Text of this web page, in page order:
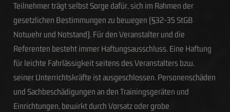
Teilnehmer trägt selbst Sorge dafür, sich im Rahmen der
gesetzlichen Bestimmungen zu bewegen (§32-35 StGB
Notwehr und Notstand). Für den Veranstalter und die
Referenten besteht immer Haftungsausschluss. Eine Haftung
für leichte Fahrlässigkeit seitens des Veranstalters bzw.
seiner Unterrichtskräfte ist ausgeschlossen. Personenschäden
und Sachbeschädigungen an den Trainingsgeräten und
Einrichtungen, bewirkt durch Vorsatz oder grobe